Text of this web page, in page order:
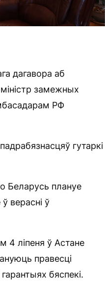
дагавора аб
замежных
РФ
гутаркі
Беларусь плануе
верасні ў
4 ліпеня ў Астане
правесці
бяспекі.